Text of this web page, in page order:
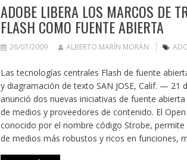
ADOBE LIBERA LOS MARCOS DE
FLASH COMO FUENTE ABIERTA
26/07/2009 ALBERTO MARÍN MORÁN
Las tecnologías centrales Flash de fuente
y diagramación de texto SAN JOSE, Calif. —
anunció dos nuevas iniciativas de fuente
de medios y proveedores de contenido. El
conocido por el nombre código Strobe,
de medios más robustos y ricos en funciones,